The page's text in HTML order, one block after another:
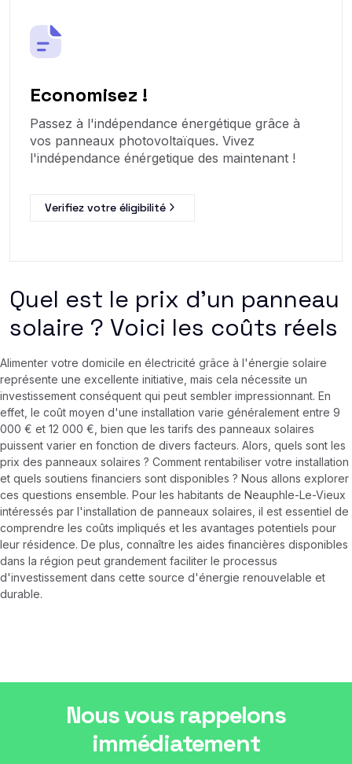
Economisez !
Passez à l'indépendance énergétique grâce à
vos panneaux photovoltaïques. Vivez
l'indépendance énérgetique des maintenant !
Verifiez votre éligibilité
Quel est le prix d'un panneau
solaire ? Voici les coûts réels
Alimenter votre domicile en électricité grâce à l'énergie solaire
représente une excellente initiative, mais cela nécessite un
investissement conséquent qui peut sembler impressionnant. En
effet, le coût moyen d'une installation varie généralement entre 9
000 € et 12 000 €, bien que les tarifs des panneaux solaires
puissent varier en fonction de divers facteurs. Alors, quels sont les
prix des panneaux solaires ? Comment rentabiliser votre installation
et quels soutiens financiers sont disponibles ? Nous allons explorer
ces questions ensemble. Pour les habitants de Neauphle-Le-Vieux
intéressés par l'installation de panneaux solaires, il est essentiel de
comprendre les coûts impliqués et les avantages potentiels pour
leur résidence. De plus, connaître les aides financières disponibles
dans la région peut grandement faciliter le processus
d'investissement dans cette source d'énergie renouvelable et
durable.
Nous vous rappelons
immédiatement